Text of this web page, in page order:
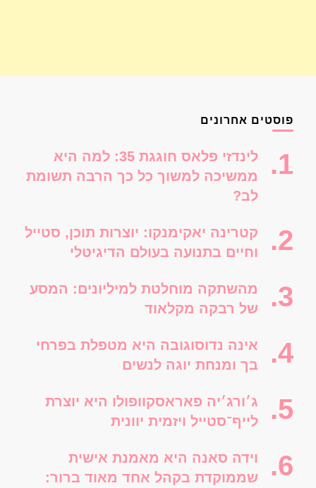
פוסטים אחרונים
לינדזי פלאס חוגגת 35: למה היא
ממשיכה למשוך כל כך הרבה תשומת
לב?
קטרינה יאקימנקו: יוצרות תוכן, סטייל
וחיים בתנועה בעולם הדיגיטלי
מהשתקה מוחלטת למיליונים: המסע
של רבקה מקלאוד
אינה נדוסוגובה היא מטפלת בפרחי
בך ומנחת יוגה לנשים
ג׳ורג׳יה פאראסקוופולו היא יוצרת
לייף־סטייל ויזמית יוונית
וידה סאנה היא מאמנת אישית
שממוקדת בקהל אחד מאוד ברור: